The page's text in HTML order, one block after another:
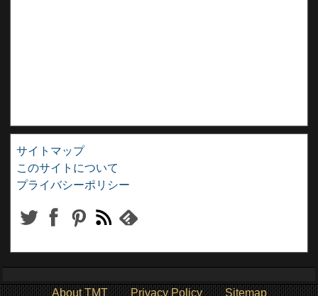
サイトマップ
このサイトについて
プライバシーポリシー
About TMT Privacy Policy Sitemap